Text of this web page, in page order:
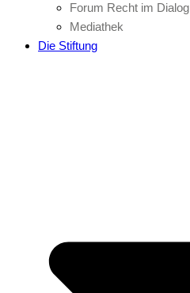
Forum Recht im Dialog
Mediathek
Die Stiftung